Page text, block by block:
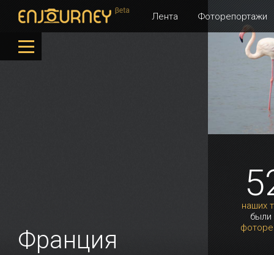
Лента Фоторепортажи
наших
были
Франция